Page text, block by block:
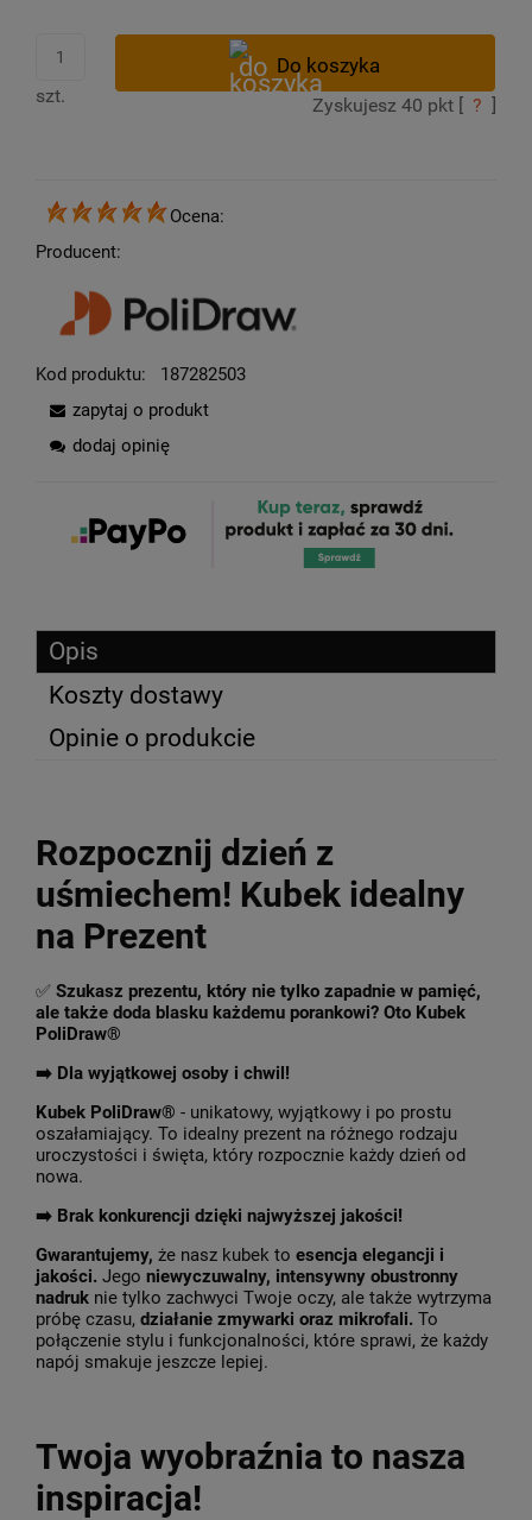
szt. Zyskujesz 40 pkt [ ? ]
Ocena:
Producent:
Kod produktu:
187282503
zapytaj o produkt
dodaj opinię
Opis
Koszty dostawy
Opinie o produkcie
Rozpocznij dzień z
uśmiechem! Kubek idealny
na Prezent
✅ Szukasz prezentu, który nie tylko zapadnie w pamięć,
ale także doda blasku każdemu porankowi? Oto Kubek
PoliDraw®
➡️ Dla wyjątkowej osoby i chwil!
Kubek PoliDraw® - unikatowy, wyjątkowy i po prostu
oszałamiający. To idealny prezent na różnego rodzaju
uroczystości i święta, który rozpocznie każdy dzień od
nowa.
➡️ Brak konkurencji dzięki najwyższej jakości!
Gwarantujemy, że nasz kubek to esencja elegancji i
jakości. Jego niewyczuwalny, intensywny obustronny
nadruk nie tylko zachwyci Twoje oczy, ale także wytrzyma
próbę czasu, działanie zmywarki oraz mikrofali. To
połączenie stylu i funkcjonalności, które sprawi, że każdy
napój smakuje jeszcze lepiej.
Twoja wyobraźnia to nasza
inspiracja!